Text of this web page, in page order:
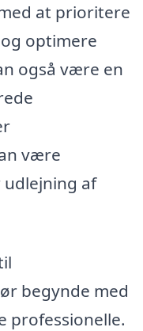
at prioritere
optimere
også være en
være
udlejning af
begynde med
professionelle.